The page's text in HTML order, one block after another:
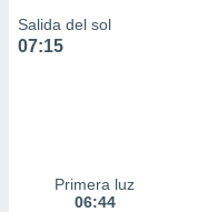
Salida del sol
07:15
Primera luz
06:44